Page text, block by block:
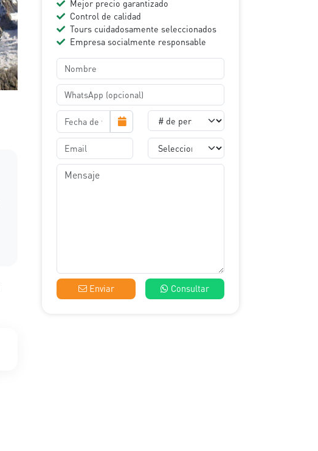
Mejor precio garantizado
Control de calidad
Tours cuidadosamente seleccionados
Empresa socialmente responsable
Enviar Consultar